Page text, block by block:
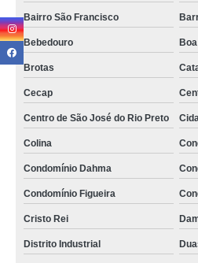
Bairro São Francisco
Bebedouro
Brotas
Cecap
Centro de São José do Rio Preto
Colina
Condomínio Dahma
Condomínio Figueira
Cristo Rei
Distrito Industrial